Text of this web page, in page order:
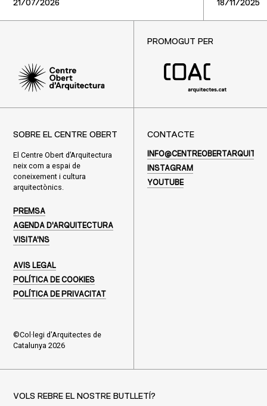
21/07/2026 18/11/2025
PROMOGUT PER
SOBRE EL CENTRE OBERT
El Centre Obert d’Arquitectura
neix com a espai de
coneixement i cultura
arquitectònics.
PREMSA
AGENDA D'ARQUITECTURA
VISITA'NS
AVIS LEGAL
POLÍTICA DE COOKIES
POLÍTICA DE PRIVACITAT
©Col·legi d'Arquitectes de
Catalunya 2026
CONTACTE
INSTAGRAM
YOUTUBE
VOLS REBRE EL NOSTRE BUTLLETÍ?